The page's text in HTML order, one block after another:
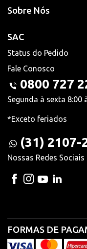
Sobre Nós
SAC
Status do Pedido
Fale Conosco
0800 727
Segunda à sexta 8:00
*Exceto feriados
(31) 2107-
Nossas Redes Sociais
FORMAS DE